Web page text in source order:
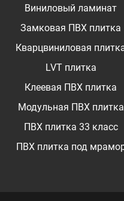
Виниловый ламинат
Замковая ПВХ плитка
Кварцвиниловая
LVT плитка
Клеевая ПВХ плитка
Модульная ПВХ плитка
ПВХ плитка 33 класс
ПВХ плитка под